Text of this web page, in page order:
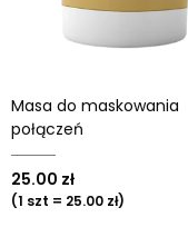
Od najstarszych
Masa do maskowania
połączeń
25.00 zł
(1 szt = 25.00 zł)